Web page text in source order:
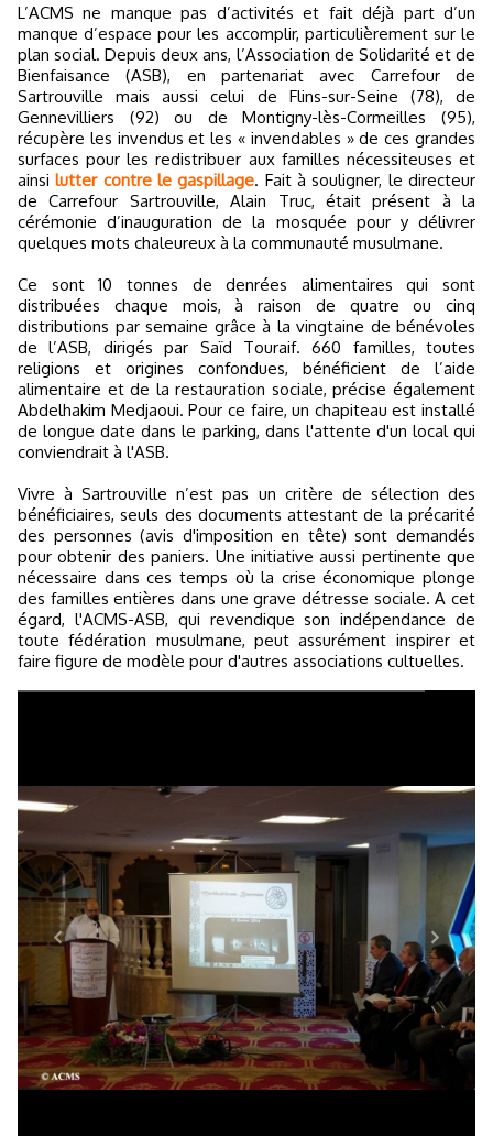
L’ACMS ne manque pas d’activités et fait déjà part d’un
manque d’espace pour les accomplir, particulièrement sur le
plan social. Depuis deux ans, l’Association de Solidarité et de
Bienfaisance (ASB), en partenariat avec Carrefour de
Sartrouville mais aussi celui de Flins-sur-Seine (78), de
Gennevilliers (92) ou de Montigny-lès-Cormeilles (95),
récupère les invendus et les « invendables » de ces grandes
surfaces pour les redistribuer aux familles nécessiteuses et
ainsilutter contre le gaspillage. Fait à souligner, le directeur
de Carrefour Sartrouville, Alain Truc, était présent à la
cérémonie d’inauguration de la mosquée pour y délivrer
quelques mots chaleureux à la communauté musulmane.
Ce sont 10 tonnes de denrées alimentaires qui sont
distribuées chaque mois, à raison de quatre ou cinq
distributions par semaine grâce à la vingtaine de bénévoles
de l’ASB, dirigés par Saïd Touraif. 660 familles, toutes
religions et origines confondues, bénéficient de l’aide
alimentaire et de la restauration sociale, précise également
Abdelhakim Medjaoui. Pour ce faire, un chapiteau est installé
de longue date dans le parking, dans l'attente d'un local qui
conviendrait à l'ASB.
Vivre à Sartrouville n’est pas un critère de sélection des
bénéficiaires, seuls des documents attestant de la précarité
des personnes (avis d'imposition en tête) sont demandés
pour obtenir des paniers. Une initiative aussi pertinente que
nécessaire dans ces temps où la crise économique plonge
des familles entières dans une grave détresse sociale. A cet
égard, l'ACMS-ASB, qui revendique son indépendance de
toute fédération musulmane, peut assurément inspirer et
faire figure de modèle pour d'autres associations cultuelles.